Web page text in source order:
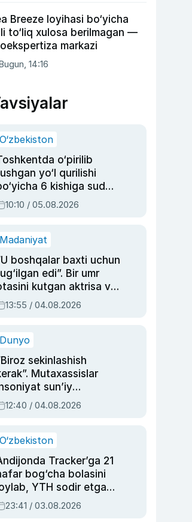
Breeze loyihasi bo‘yicha
to‘liq xulosa berilmagan —
markazi
14:16
O‘zbekiston
o‘pirilib
yo‘l qurilishi
6 kishiga sud
o‘qildi
10:10 / 05.08.2026
Madaniyat
boshqalar baxti uchun
edi”. Bir umr
kutgan aktrisa va
ustasi Rimma
13:55 / 04.08.2026
Dunyo
sekinlashish
Mutaxassislar
sun’iy
boshqara
qolishidan xavotir
12:40 / 04.08.2026
O‘zbekiston
Tracker’ga 21
bog‘cha bolasini
YTH sodir etgan
sud hukmi o‘qildi
23:41 / 03.08.2026